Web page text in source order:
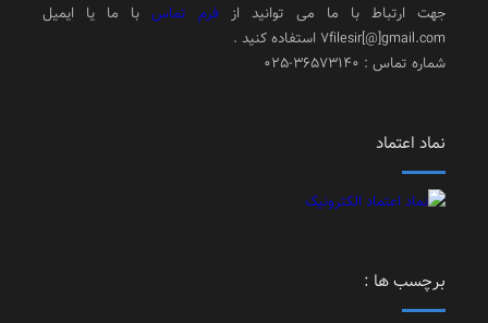
جهت ارتباط با ما می توانید از فرم تماس با ما یا ایمیل
7filesir[@]gmail.com استفاده کنید .
شماره تماس : 36573140-025
نماد اعتماد
برچسب ها :